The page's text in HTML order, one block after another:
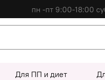
пн -пт 9:00-18:00
Для ПП и диет